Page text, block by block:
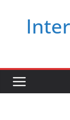
contenido